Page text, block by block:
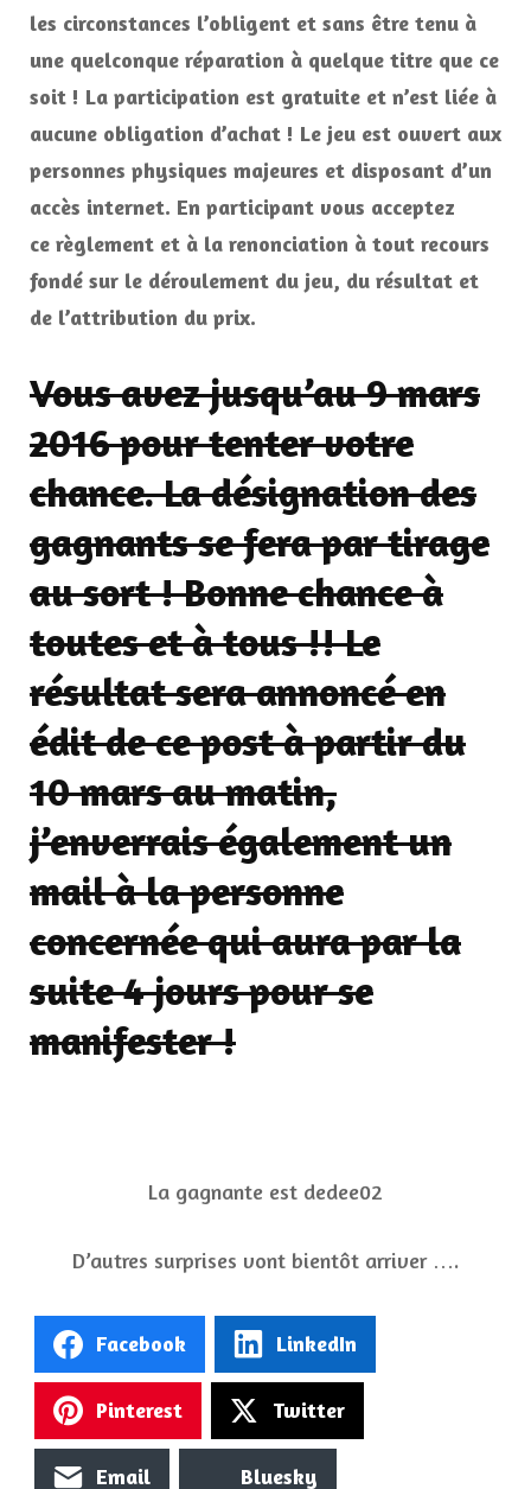
les circonstances l’obligent et sans être tenu à
une quelconque réparation à quelque titre que ce
soit ! La participation est gratuite et n’est liée à
aucune obligation d’achat ! Le jeu est ouvert aux
personnes physiques majeures et disposant d’un
accès internet. En participant vous acceptez
ce règlement et à la renonciation à tout recours
fondé sur le déroulement du jeu, du résultat et
de l’attribution du prix.
Vous avez jusqu’au 9 mars
2016 pour tenter votre
chance. La désignation des
gagnants se fera par tirage
au sort ! Bonne chance à
toutes et à tous !! Le
résultat sera annoncé en
édit de ce postà partir du
10 marsau matin,
j’enverrais également un
mail à la personne
concernée qui aura par la
suite 4 jours pour se
manifester !
La gagnante est dedee02
D’autres surprises vont bientôt arriver ….
Facebook LinkedIn
Pinterest Twitter
Email Bluesky